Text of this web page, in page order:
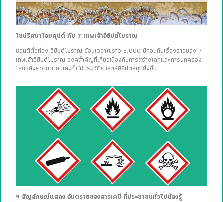
ไขปริศนาไอยคุปต์ กับ 7 เทพเจ้าอียิปต์โบราณ
ชวนตีตั๋วท่อง อียิปต์โบราณ ย้อนเวลาไปราว 5,000 ปีก่อนกับเรื่องราวของ 7
เทพเจ้าอียิปต์โบราณ องค์สำคัญที่เกี่ยวเนื่องกับการสร้างโลกและการปกครอง
โลกหลังความตาย และทำให้ประวัติศาสตร์อียิปต์สนุกยิ่งขึ้น
9 สัญลักษณ์แสดง อันตรายของสารเคมี ที่ประชาชนทั่วไปต้องรู้